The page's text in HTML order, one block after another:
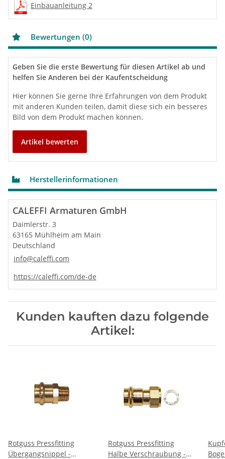
Einbauanleitung 2
Bewertungen (0)
Geben Sie die erste Bewertung für diesen Artikel ab und
helfen Sie Anderen bei der Kaufentscheidung
Hier können Sie gerne Ihre Erfahrungen von dem Produkt
mit anderen Kunden teilen, damit diese sich ein besseres
Bild von dem Produkt machen können.
Artikel bewerten
Herstellerinformationen
CALEFFI Armaturen GmbH
Daimlerstr. 3
63165 Mühlheim am Main
Deutschland
info@caleffi.com
https://caleffi.com/de-de
Kunden kauften dazu folgende
Artikel:
Rotguss Pressfitting
Übergangsnippel -
Rotguss Pressfitting
Halbe Verschraubung -